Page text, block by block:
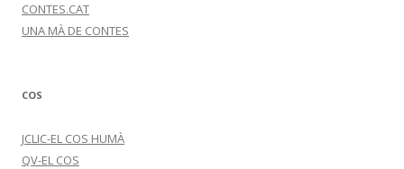
CONTES.CAT
UNA MÀ DE CONTES
COS
JCLIC-EL COS HUMÀ
QV-EL COS